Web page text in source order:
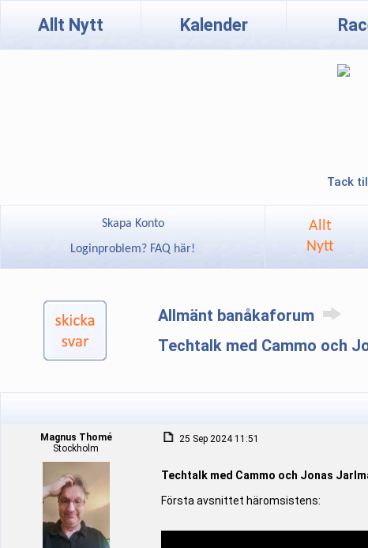
Allt Nytt Kalender
Tack
Skapa Konto
Loginproblem? FAQ här!
Allt
Nytt
Allmänt banåkaforum
Techtalk med Cammo och
Magnus Thomé
Stockholm
25 Sep 2024 11:51
Techtalk med Cammo och Jonas
Första avsnittet häromsistens: